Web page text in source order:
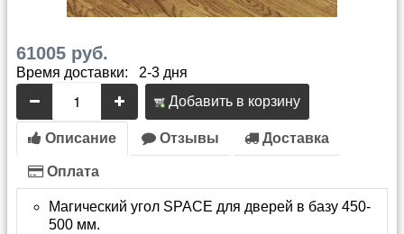
61005 руб.
Время доставки: 2-3 дня
Добавить в корзину
Описание Отзывы Доставка
Оплата
Магический угол SPACE для дверей в базу 450-
500 мм.